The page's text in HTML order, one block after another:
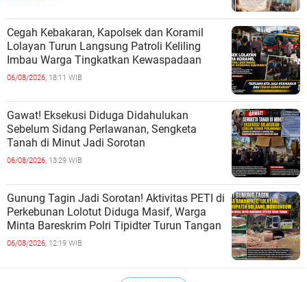
Cegah Kebakaran, Kapolsek dan Koramil
Lolayan Turun Langsung Patroli Keliling
Imbau Warga Tingkatkan Kewaspadaan
06/08/2026, 18:11 WIB
Gawat! Eksekusi Diduga Didahulukan
Sebelum Sidang Perlawanan, Sengketa
Tanah di Minut Jadi Sorotan
06/08/2026, 13:29 WIB
Gunung Tagin Jadi Sorotan! Aktivitas PETI di
Perkebunan Lolotut Diduga Masif, Warga
Minta Bareskrim Polri Tipidter Turun Tangan
06/08/2026, 12:19 WIB